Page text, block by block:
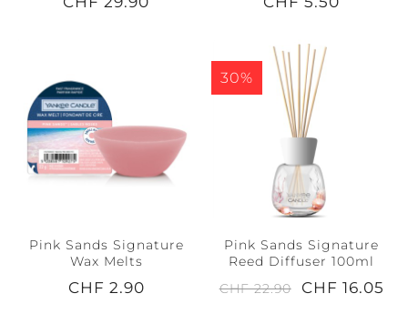
Pink Sands Signature
Wax Melts
CHF 2.90
30%
Pink Sands Signature
Reed Diffuser 100ml
CHF 22.90
CHF 16.05